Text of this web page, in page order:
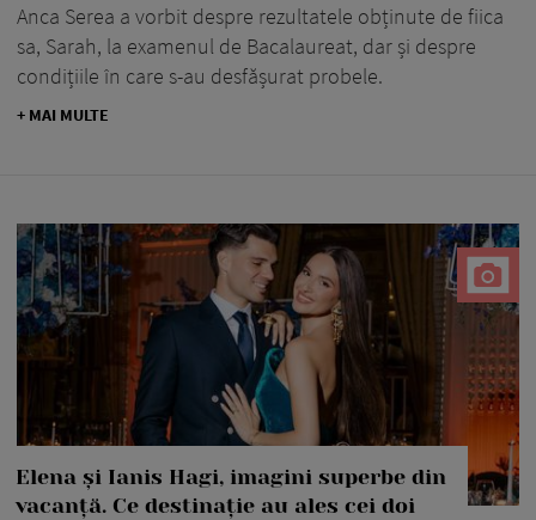
Anca Serea a vorbit despre rezultatele obținute de fiica
sa, Sarah, la examenul de Bacalaureat, dar și despre
condițiile în care s-au desfășurat probele.
+ MAI MULTE
Elena și Ianis Hagi, imagini superbe din
vacanță. Ce destinație au ales cei doi